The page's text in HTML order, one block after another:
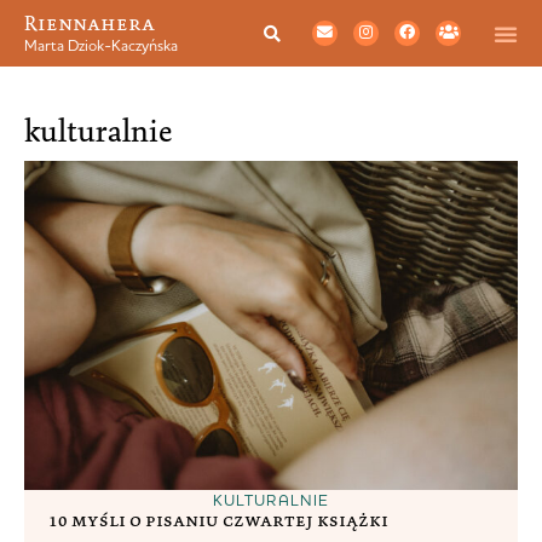
Riennahera
Marta Dziok-Kaczyńska
kulturalnie
KULTURALNIE
10 myśli o pisaniu czwartej książki